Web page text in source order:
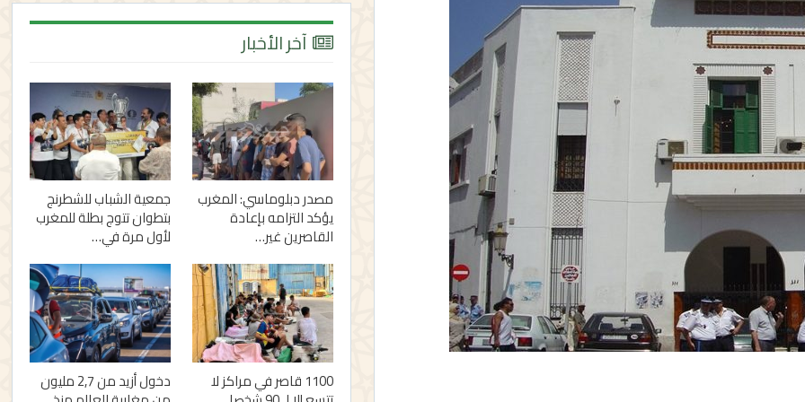
آخر الأخبار
مصدر دبلوماسي: المغرب
يؤكد التزامه بإعادة
القاصرين غير…
جمعية الشباب للشطرنج
بتطوان تتوج بطلة للمغرب
لأول مرة في…
1100 قاصر في مراكز لا دخول أزيد من 2,7 مليون